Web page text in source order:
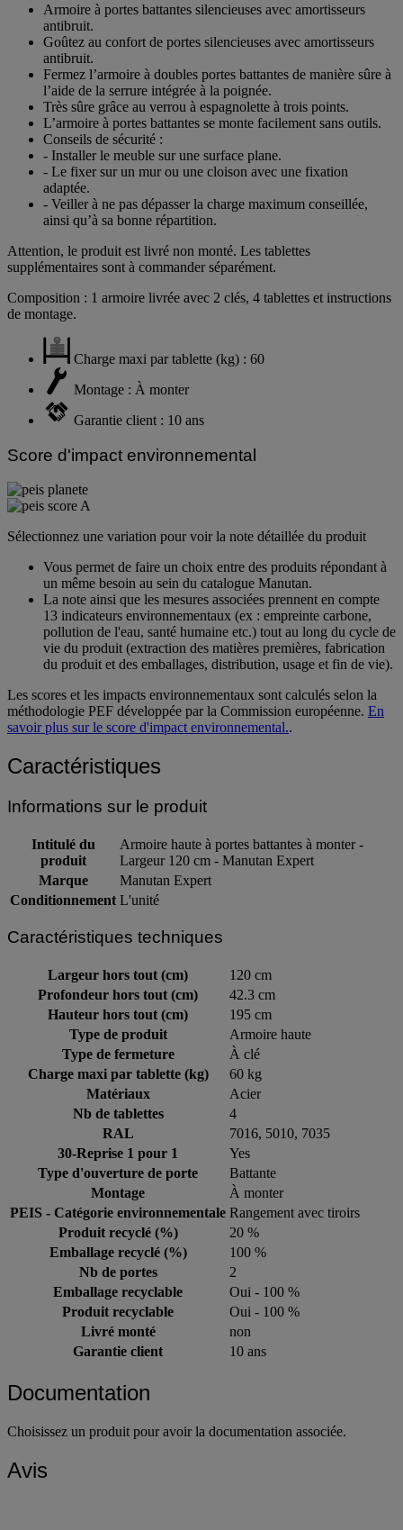
Armoire à portes battantes silencieuses avec amortisseurs
antibruit.
Goûtez au confort de portes silencieuses avec amortisseurs
antibruit.
Fermez l’armoire à doubles portes battantes de manière sûre à
l’aide de la serrure intégrée à la poignée.
Très sûre grâce au verrou à espagnolette à trois points.
L’armoire à portes battantes se monte facilement sans outils.
Conseils de sécurité :
- Installer le meuble sur une surface plane.
- Le fixer sur un mur ou une cloison avec une fixation
adaptée.
- Veiller à ne pas dépasser la charge maximum conseillée,
ainsi qu’à sa bonne répartition.
Attention, le produit est livré non monté. Les tablettes
supplémentaires sont à commander séparément.
Composition : 1 armoire livrée avec 2 clés, 4 tablettes et instructions
de montage.
Charge maxi par tablette (kg) : 60
Montage : À monter
Garantie client : 10 ans
Score d'impact environnemental
Sélectionnez une variation pour voir la note détaillée du produit
Vous permet de faire un choix entre des produits répondant à
un même besoin au sein du catalogue Manutan.
La note ainsi que les mesures associées prennent en compte
13 indicateurs environnementaux (ex : empreinte carbone,
pollution de l'eau, santé humaine etc.) tout au long du cycle de
vie du produit (extraction des matières premières, fabrication
du produit et des emballages, distribution, usage et fin de vie).
Les scores et les impacts environnementaux sont calculés selon la
méthodologie PEF développée par la Commission européenne. En
savoir plus sur le score d'impact environnemental..
Caractéristiques
Informations sur le produit
Intitulé du
produit
Armoire haute à portes battantes à monter -
Largeur 120 cm - Manutan Expert
Marque
Manutan Expert
Conditionnement L'unité
Caractéristiques techniques
Largeur hors tout (cm)
120 cm
Profondeur hors tout (cm)
42.3 cm
Hauteur hors tout (cm)
195 cm
Type de produit
Armoire haute
Type de fermeture
À clé
Charge maxi par tablette (kg)
60 kg
Matériaux
Acier
Nb de tablettes
4
RAL
7016, 5010, 7035
30-Reprise 1 pour 1
Yes
Type d'ouverture de porte
Battante
Montage
À monter
PEIS - Catégorie environnementale Rangement avec tiroirs
Produit recyclé (%)
20 %
Emballage recyclé (%)
100 %
Nb de portes
2
Emballage recyclable
Oui - 100 %
Produit recyclable
Oui - 100 %
Livré monté
non
Garantie client
10 ans
Documentation
Choisissez un produit pour avoir la documentation associée.
Avis